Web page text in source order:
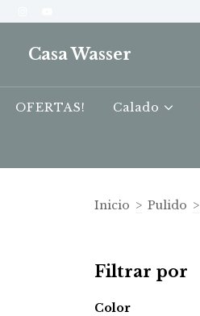
Casa Wasser
OFERTAS! Calado
Inicio > Pulido >
Filtrar por
Color